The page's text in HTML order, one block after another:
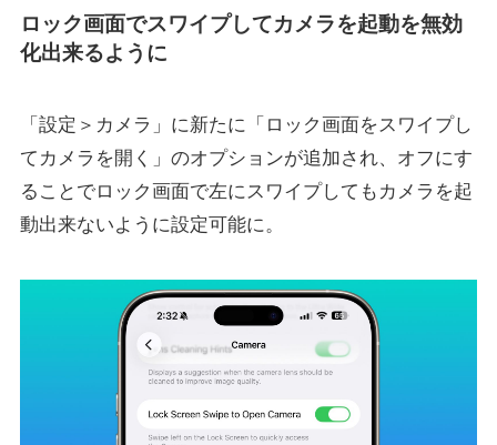
ロック画面でスワイプしてカメラを起動を無効
化出来るように
「設定＞カメラ」に新たに「ロック画面をスワイプし
てカメラを開く」のオプションが追加され、オフにす
ることでロック画面で左にスワイプしてもカメラを起
動出来ないように設定可能に。